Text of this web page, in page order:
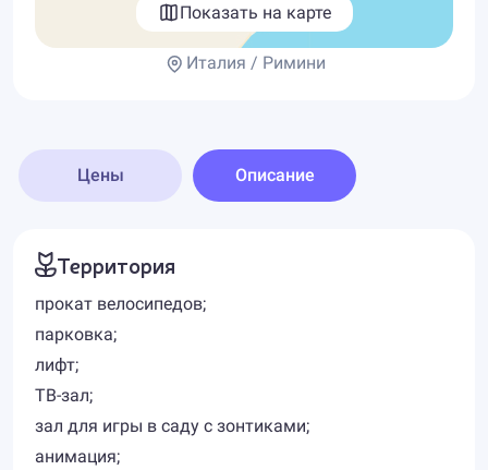
Показать на карте
Италия / Римини
Цены Описание
Территория
прокат велосипедов;
парковка;
лифт;
ТВ-зал;
зал для игры в саду с зонтиками;
анимация;